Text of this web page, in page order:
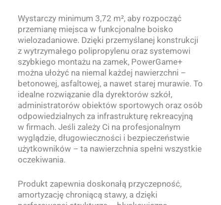
Wystarczy minimum 3,72 m², aby rozpocząć
przemianę miejsca w funkcjonalne boisko
wielozadaniowe. Dzięki przemyślanej konstrukcji
z wytrzymałego polipropylenu oraz systemowi
szybkiego montażu na zamek, PowerGame+
można ułożyć na niemal każdej nawierzchni –
betonowej, asfaltowej, a nawet starej murawie. To
idealne rozwiązanie dla dyrektorów szkół,
administratorów obiektów sportowych oraz osób
odpowiedzialnych za infrastrukturę rekreacyjną
w firmach. Jeśli zależy Ci na profesjonalnym
wyglądzie, długowieczności i bezpieczeństwie
użytkowników – ta nawierzchnia spełni wszystkie
oczekiwania.
Produkt zapewnia doskonałą przyczepność,
amortyzację chroniącą stawy, a dzięki